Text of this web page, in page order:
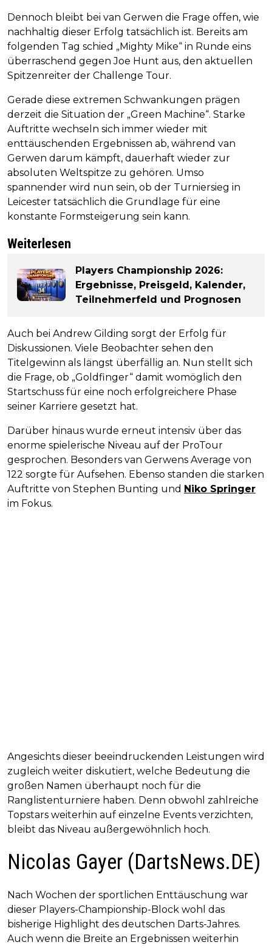
Dennoch bleibt bei van Gerwen die Frage offen, wie
nachhaltig dieser Erfolg tatsächlich ist. Bereits am
folgenden Tag schied „Mighty Mike“ in Runde eins
überraschend gegen Joe Hunt aus, den aktuellen
Spitzenreiter der Challenge Tour.
Gerade diese extremen Schwankungen prägen
derzeit die Situation der „Green Machine“. Starke
Auftritte wechseln sich immer wieder mit
enttäuschenden Ergebnissen ab, während van
Gerwen darum kämpft, dauerhaft wieder zur
absoluten Weltspitze zu gehören. Umso
spannender wird nun sein, ob der Turniersieg in
Leicester tatsächlich die Grundlage für eine
konstante Formsteigerung sein kann.
Weiterlesen
Players Championship 2026:
Ergebnisse, Preisgeld, Kalender,
Teilnehmerfeld und Prognosen
Auch bei Andrew Gilding sorgt der Erfolg für
Diskussionen. Viele Beobachter sehen den
Titelgewinn als längst überfällig an. Nun stellt sich
die Frage, ob „Goldfinger“ damit womöglich den
Startschuss für eine noch erfolgreichere Phase
seiner Karriere gesetzt hat.
Darüber hinaus wurde erneut intensiv über das
enorme spielerische Niveau auf der ProTour
gesprochen. Besonders van Gerwens Average von
122 sorgte für Aufsehen. Ebenso standen die starken
Auftritte von Stephen Bunting und Niko Springer
im Fokus.
Angesichts dieser beeindruckenden Leistungen wird
zugleich weiter diskutiert, welche Bedeutung die
großen Namen überhaupt noch für die
Ranglistenturniere haben. Denn obwohl zahlreiche
Topstars weiterhin auf einzelne Events verzichten,
bleibt das Niveau außergewöhnlich hoch.
Nicolas Gayer (DartsNews.DE)
Nach Wochen der sportlichen Enttäuschung war
dieser Players-Championship-Block wohl das
bisherige Highlight des deutschen Darts-Jahres.
Auch wenn die Breite an Ergebnissen weiterhin